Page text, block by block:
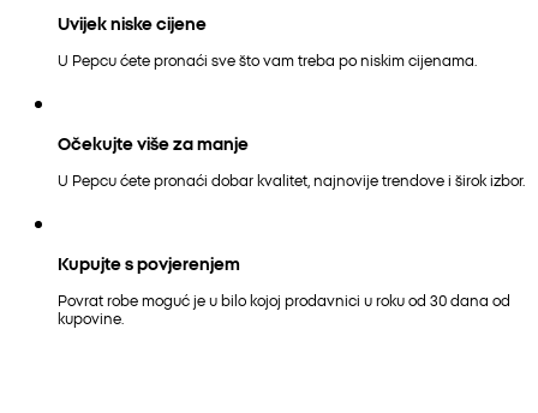
Uvijek niske cijene
U Pepcu ćete pronaći sve što vam treba po niskim cijenama.
Očekujte više za manje
U Pepcu ćete pronaći dobar kvalitet, najnovije trendove i širok izbor.
Kupujte s povjerenjem
Povrat robe moguć je u bilo kojoj prodavnici u roku od 30 dana od
kupovine.